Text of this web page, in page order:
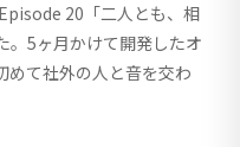
20「二人とも、相
。5ヶ月かけて開発したオ
めて社外の人と音を交わ